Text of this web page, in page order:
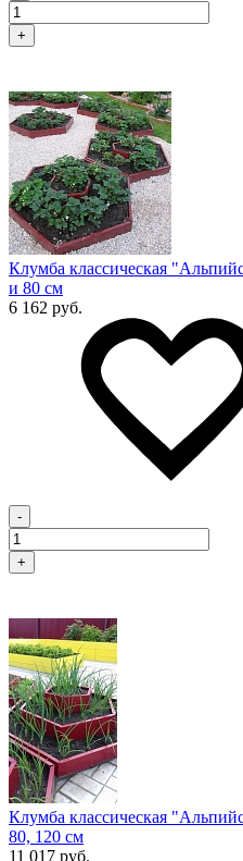
+
Клумба классическая
и 80 см
6 162 руб.
-
+
Клумба классическая
80, 120 см
11 017 руб.